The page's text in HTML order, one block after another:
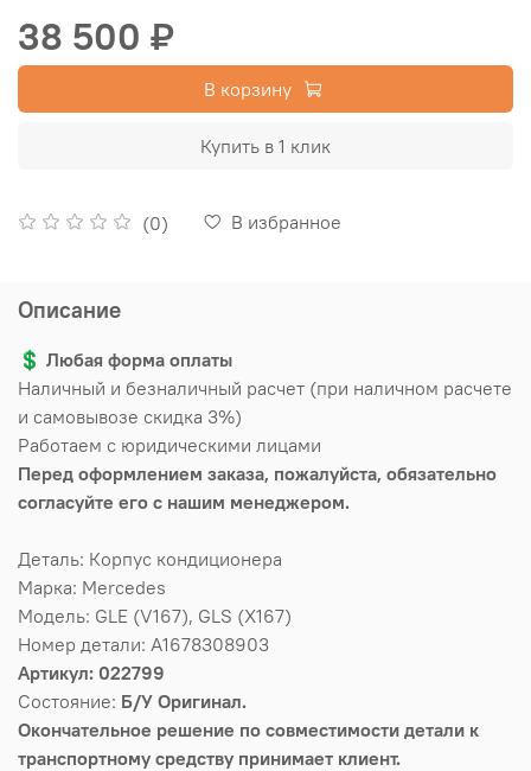
(0) В избранное
38 500 ₽
В корзину
Купить в 1 клик
Описание
💲 Любая форма оплаты
Наличный и безналичный расчет (при наличном расчете
и самовывозе скидка 3%)
Работаем с юридическими лицами
Перед оформлением заказа, пожалуйста, обязательно
согласуйте его с нашим менеджером.
Деталь: Корпус кондиционера
Марка: Mercedes
Модель: GLE (V167), GLS (X167)
Номер детали: A1678308903
Артикул: 022799
Состояние: Б/У Оригинал.
Окончательное решение по совместимости детали к
транспортному средству принимает клиент.